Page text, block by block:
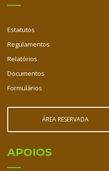
Estatutos
Regulamentos
Relatórios
Documentos
Formulários
ÁREA RESERVADA
APOIOS